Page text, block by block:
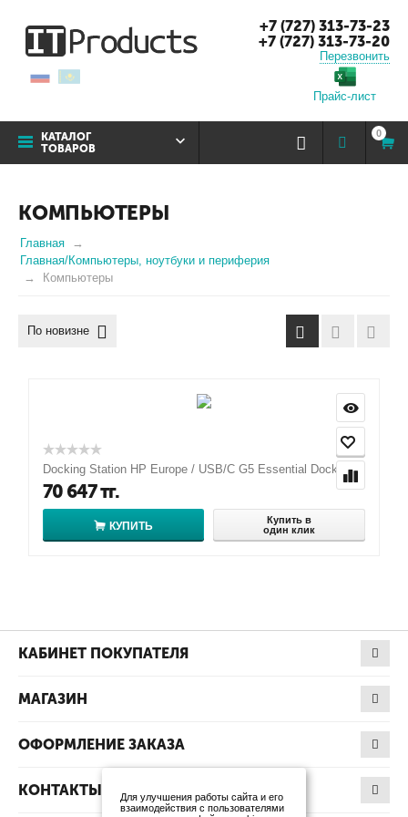
+7 (727) 313-73-23
+7 (727) 313-73-20
Перезвонить
Прайс-лист
КАТАЛОГ
ТОВАРОВ
0
КОМПЬЮТЕРЫ
Главная
Главная/Компьютеры, ноутбуки и периферия
Компьютеры
По новизне
Docking Station HP Europe / USB/C G5 Essential Dock
70 647тг.
КУПИТЬ
Купить в
один клик
КАБИНЕТ ПОКУПАТЕЛЯ
МАГАЗИН
ОФОРМЛЕНИЕ ЗАКАЗА
КОНТАКТЫ
Для улучшения работы сайта и его
взаимодействия с пользователями